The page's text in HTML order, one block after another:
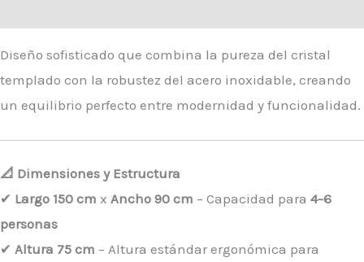
Diseño sofisticado que combina la pureza del cristal
templado con la robustez del acero inoxidable, creando
un equilibrio perfecto entre modernidad y funcionalidad.
📐 Dimensiones y Estructura
✔ Largo 150 cm x Ancho 90 cm – Capacidad para 4-6
personas
✔ Altura 75 cm – Altura estándar ergonómica para